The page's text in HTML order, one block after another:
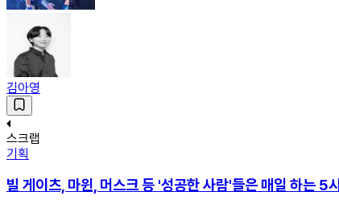
김아영
스크랩
기획
빌 게이츠, 마윈, 머스크 등 '성공한 사람'들은 매일 하는 5